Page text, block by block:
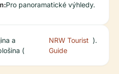
Pro panoramatické výhledy.
a
(
NRW Tourist
Guide
).